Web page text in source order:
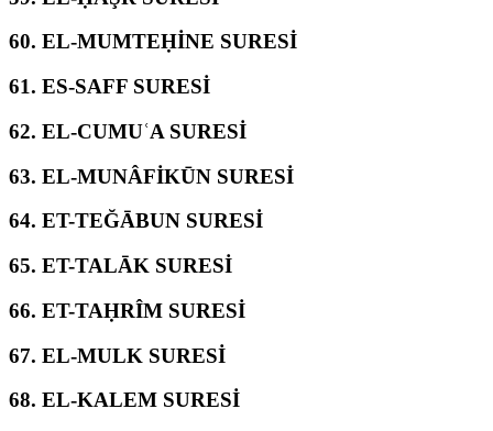
60. EL-MUMTEḤİNE SURESİ
61. ES-SAFF SURESİ
62. EL-CUMUʿA SURESİ
63. EL-MUNÂFİKŪN SURESİ
64. ET-TEĞĀBUN SURESİ
65. ET-TALĀK SURESİ
66. ET-TAḤRÎM SURESİ
67. EL-MULK SURESİ
68. EL-KALEM SURESİ